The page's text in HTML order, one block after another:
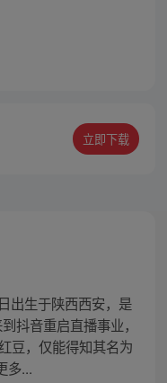
立即下载
出生于陕西西安，是
抖音重启直播事业，
豆，仅能得知其名为
多...